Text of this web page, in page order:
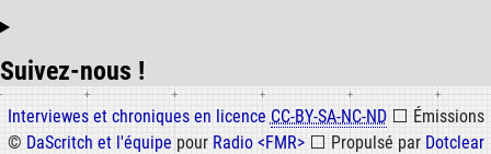
Suivez-nous !
Informations
Interviewes et chroniques en licence CC-BY-SA-NC-ND ⬜ Émissions
© DaScritch et l'équipe pour Radio <FMR> ⬜ Propulsé par Dotclear